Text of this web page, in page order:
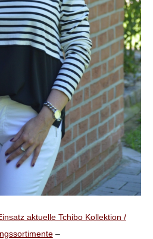
aktuelle Tchibo Kollektion /
–